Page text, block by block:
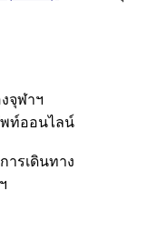
จุฬาฯ
ท์ออนไลน์
ารเดินทาง